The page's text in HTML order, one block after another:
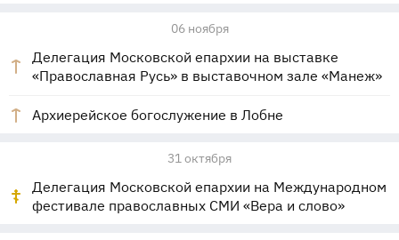
06 ноября
Делегация Московской епархии на выставке
«Православная Русь» в выставочном зале «Манеж»
Архиерейское богослужение в Лобне
31 октября
Делегация Московской епархии на Международном
фестивале православных СМИ «Вера и слово»